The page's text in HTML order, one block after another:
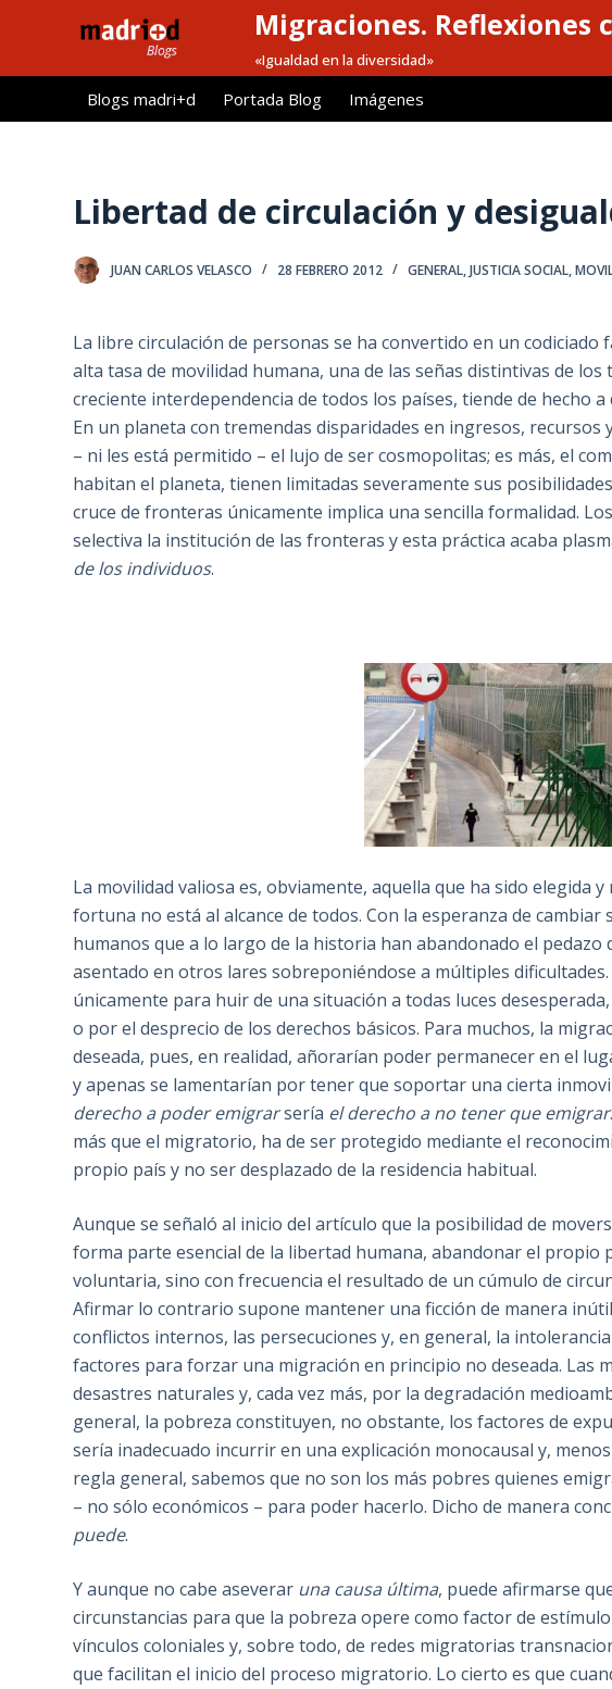
l
Migraciones. Reflexiones
«Igualdad en la diversidad»
Blogs madri+d Portada Blog Imágenes
Libertad de circulación y
JUAN CARLOS VELASCO 28 FEBRERO 2012 GENERAL,JUSTICIA SOCIAL,
La libre circulación de personas se ha convertido en un codiciado
alta tasa de movilidad humana, una de las señas distintivas de
creciente interdependencia de todos los países, tiende de hecho
En un planeta con tremendas disparidades en ingresos,
– ni les está permitido – el lujo de ser cosmopolitas; es más, el
habitan el planeta, tienen limitadas severamente sus
cruce de fronteras únicamente implica una sencilla formalidad.
selectiva la institución de las fronteras y esta práctica acaba
de los individuos.
La movilidad valiosa es, obviamente, aquella que ha sido elegida
fortuna no está al alcance de todos. Con la esperanza de
humanos que a lo largo de la historia han abandonado el pedazo
asentado en otros lares sobreponiéndose a múltiples
únicamente para huir de una situación a todas luces
o por el desprecio de los derechos básicos. Para muchos, la
deseada, pues, en realidad, añorarían poder permanecer en el
y apenas se lamentarían por tener que soportar una cierta
derecho a poder emigrarsería el derecho a no tener que emigrar
más que el migratorio, ha de ser protegido mediante el
propio país y no ser desplazado de la residencia habitual.
Aunque se señaló al inicio del artículo que la posibilidad de
forma parte esencial de la libertad humana, abandonar el propio
voluntaria, sino con frecuencia el resultado de un cúmulo de
Afirmar lo contrario supone mantener una ficción de manera
conflictos internos, las persecuciones y, en general, la
factores para forzar una migración en principio no deseada. Las
desastres naturales y, cada vez más, por la degradación
general, la pobreza constituyen, no obstante, los factores de
sería inadecuado incurrir en una explicación monocausal y,
regla general, sabemos que no son los más pobres quienes
– no sólo económicos – para poder hacerlo. Dicho de manera
puede.
Y aunque no cabe aseverar una causa última, puede afirmarse
circunstancias para que la pobreza opere como factor de
vínculos coloniales y, sobre todo, de redes migratorias
que facilitan el inicio del proceso migratorio. Lo cierto es que